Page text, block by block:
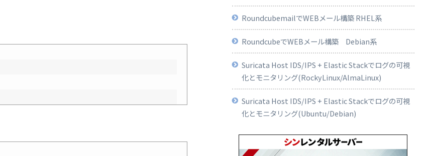
RoundcubemailでWEBメール構築 RHEL系
RoundcubeでWEBメール構築 Debian系
Suricata Host IDS/IPS + Elastic Stackでログの可視
化とモニタリング(RockyLinux/AlmaLinux)
Suricata Host IDS/IPS + Elastic Stackでログの可視
化とモニタリング(Ubuntu/Debian)